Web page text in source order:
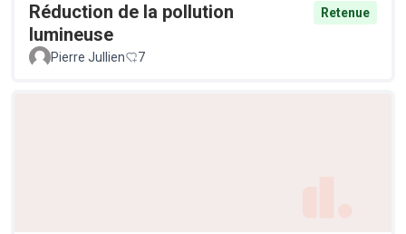
Réduction de la pollution
lumineuse
Retenue
Pierre Jullien 7